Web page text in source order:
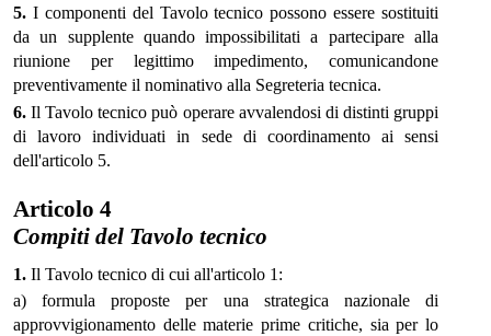
5. I componenti del Tavolo tecnico possono essere sostituiti
da un supplente quando impossibilitati a partecipare alla
riunione per legittimo impedimento, comunicandone
preventivamente il nominativo alla Segreteria tecnica.
6. Il Tavolo tecnico può operare avvalendosi di distinti gruppi
di lavoro individuati in sede di coordinamento ai sensi
dell'articolo 5.
Articolo 4
Compiti del Tavolo tecnico
1. Il Tavolo tecnico di cui all'articolo 1:
a) formula proposte per una strategica nazionale di
approvvigionamento delle materie prime critiche, sia per lo